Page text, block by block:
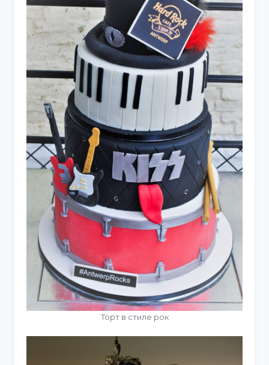
Торт в стиле рок